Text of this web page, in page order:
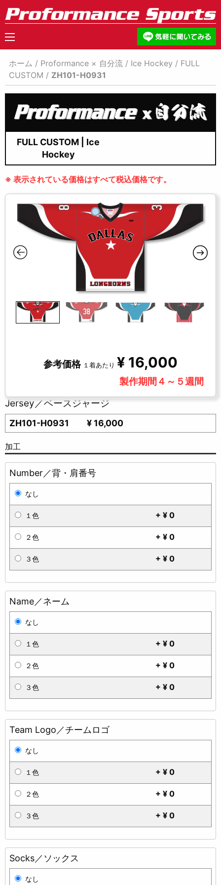
ホーム / Proformance × 自分流 / Ice Hockey / FULL
CUSTOM / ZH101-H0931
FULL CUSTOM | Ice
Hockey
※ 表示されている価格はすべて税込価格です。
参考価格 １着あたり ¥ 16,000
製作期間４～５週間
Jersey／ベースジャージ
ZH101-H0931 ¥ 16,000
加工
Number／背・肩番号
なし
１色 + ¥ 0
２色 + ¥ 0
３色 + ¥ 0
Name／ネーム
なし
１色 + ¥ 0
２色 + ¥ 0
３色 + ¥ 0
Team Logo／チームロゴ
なし
１色 + ¥ 0
２色 + ¥ 0
３色 + ¥ 0
Socks／ソックス
なし